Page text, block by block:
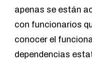
apenas se están
con funcionarios
conocer el
dependencias